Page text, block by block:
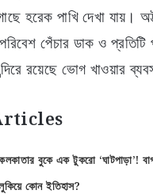
হরেক পাখি দেখা যায়।
পেঁচার ডাক ও প্রতিটি
রয়েছে ভোগ খাওয়ার
বুকে এক টুকরো ‘ঘাটপাড়া’!
কোন ইতিহাস?